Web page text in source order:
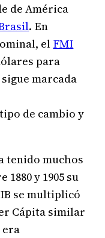
de América
. En
el FMI
para
marcada
de cambio y
tenido muchos
y 1905 su
se multiplicó
Cápita similar
era